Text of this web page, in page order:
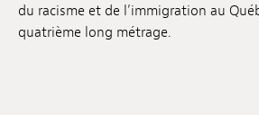
du racisme et de l’immigration au
quatrième long métrage.